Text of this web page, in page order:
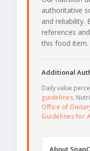
authoritative
and reliability.
references
this food item.
Additional
Daily value
guidelines.
Office of
Guidelines for